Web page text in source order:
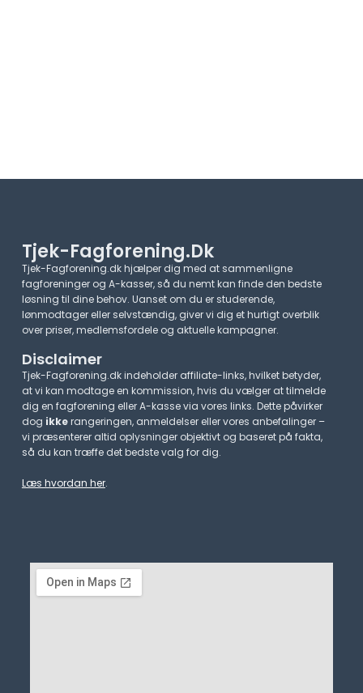
Tjek-Fagforening.dk
Tjek-Fagforening.dk hjælper dig med at sammenligne
fagforeninger og A-kasser, så du nemt kan finde den bedste
løsning til dine behov. Uanset om du er studerende,
lønmodtager eller selvstændig, giver vi dig et hurtigt overblik
over priser, medlemsfordele og aktuelle kampagner.​
Disclaimer
Tjek-Fagforening.dk indeholder affiliate-links, hvilket betyder,
at vi kan modtage en kommission, hvis du vælger at tilmelde
dig en fagforening eller A-kasse via vores links. Dette påvirker
dog ikkerangeringen, anmeldelser eller vores anbefalinger –
vi præsenterer altid oplysninger objektivt og baseret på fakta,
så du kan træffe det bedste valg for dig.
Læs hvordan her.